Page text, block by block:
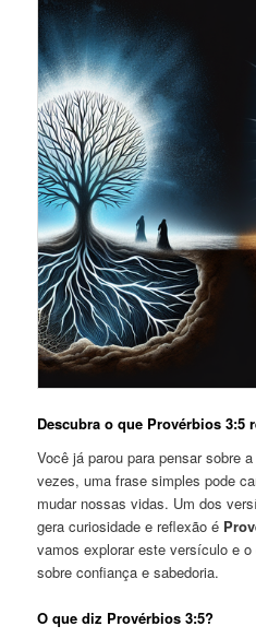
Descubra o que Provérbios 3:5
Você já parou para pensar sobre
vezes, uma frase simples pode
mudar nossas vidas. Um dos
gera curiosidade e reflexão é
vamos explorar este versículo e
sobre confiança e sabedoria.
O que diz Provérbios 3:5?